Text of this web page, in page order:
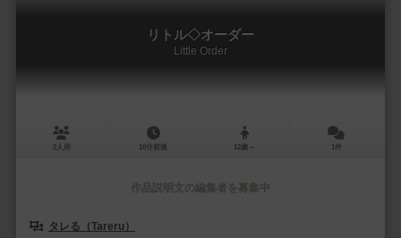
リトル◇オーダー
Little Order
2人用 10分前後 12歳～ 1件
作品説明文の編集者を募集中
タレる（Tareru）